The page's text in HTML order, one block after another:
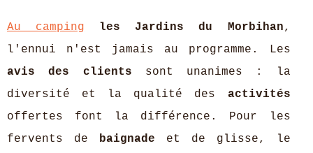
Au camping les Jardins du Morbihan,
l'ennui n'est jamais au programme. Les
avis des clients sont unanimes : la
diversité et la qualité des activités
offertes font la différence. Pour les
fervents de baignade et de glisse, le